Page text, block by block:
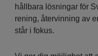
hållbara lösningar för
rening, återvinning av
står i fokus.